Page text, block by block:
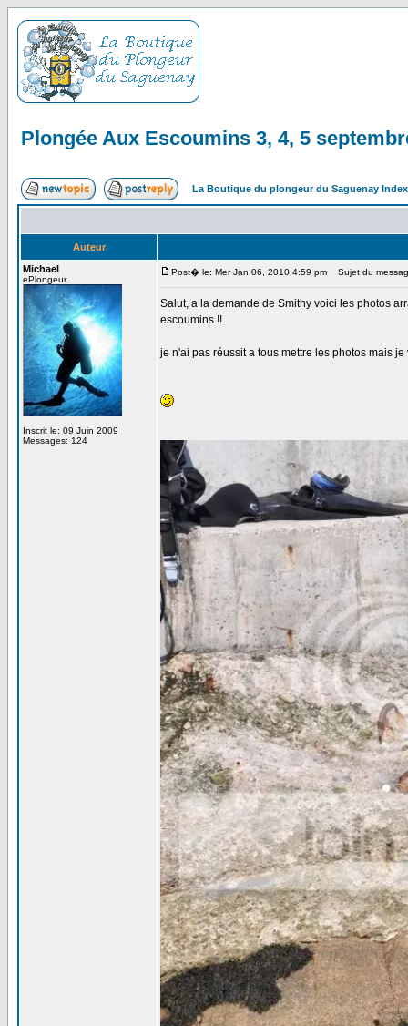
Plongée Aux Escoumins 3, 4, 5
La Boutique du plongeur du Saguenay
Auteur
Michael
ePlongeur
Inscrit le: 09 Juin 2009
Messages: 124
Post� le: Mer Jan 06, 2010 4:59 pm Sujet du
Salut, a la demande de Smithy voici les photos
escoumins !!
je n'ai pas réussit a tous mettre les photos mais je